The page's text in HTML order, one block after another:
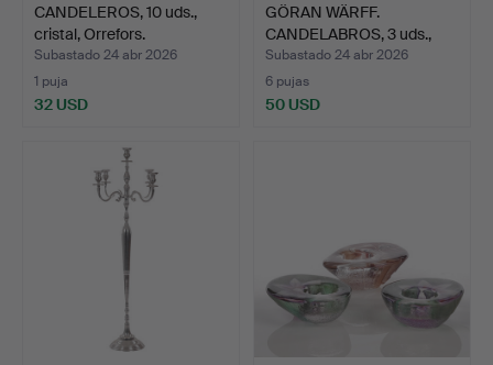
CANDELEROS, 10 uds.,
cristal, Orrefors.
Subastado 24 abr 2026
1 puja
32 USD
GÖRAN WÄRFF.
CANDELABROS, 3 uds.,
"Prince"…
Subastado 24 abr 2026
6 pujas
50 USD